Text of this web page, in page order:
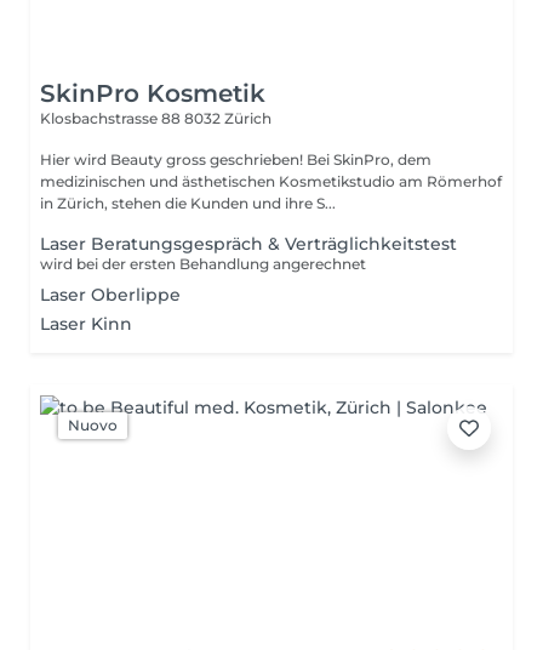
SkinPro Kosmetik
Klosbachstrasse 88 8032 Zürich
Hier wird Beauty gross geschrieben! Bei SkinPro, dem
medizinischen und ästhetischen Kosmetikstudio am Römerhof
in Zürich, stehen die Kunden und ihre S...
Laser Beratungsgespräch & Verträglichkeitstest
wird bei der ersten Behandlung angerechnet
Laser Oberlippe
Laser Kinn
Nuovo